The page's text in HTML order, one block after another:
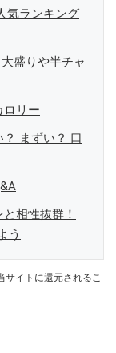
気ランキング
盛りや半チャ
ロリー
まずい？ 口
相性抜群！
う
サイトに還元されるこ